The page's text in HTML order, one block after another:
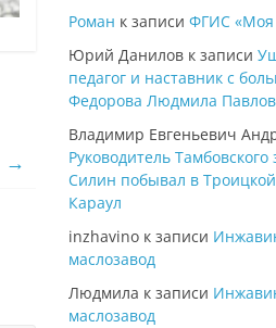
→
Роман к записи ФГИС «Моя
Юрий Данилов к записи
педагог и наставник с
Федорова Людмила
Владимир Евгеньевич
Руководитель
Силин побывал в
Караул
inzhavino к записи
маслозавод
Людмила к записи
маслозавод